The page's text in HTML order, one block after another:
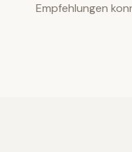
Empfehlungen